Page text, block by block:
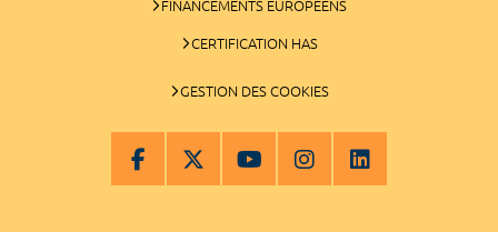
FINANCEMENTS EUROPÉENS
CERTIFICATION HAS
GESTION DES COOKIES